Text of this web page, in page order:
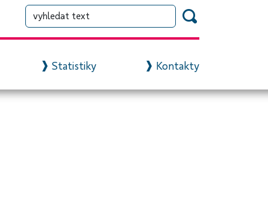
Statistiky Kontakty